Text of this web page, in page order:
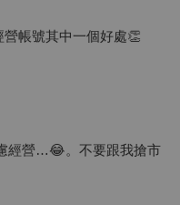
帳號其中一個好處👏
經營…😂。不要跟我搶市